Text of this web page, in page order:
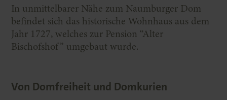
In unmittelbarer Nähe zum Naumburger Dom
befindet sich das historische Wohnhaus aus dem
Jahr 1727, welches zur Pension “Alter
Bischofshof” umgebaut wurde.
Von Domfreiheit und Domkurien